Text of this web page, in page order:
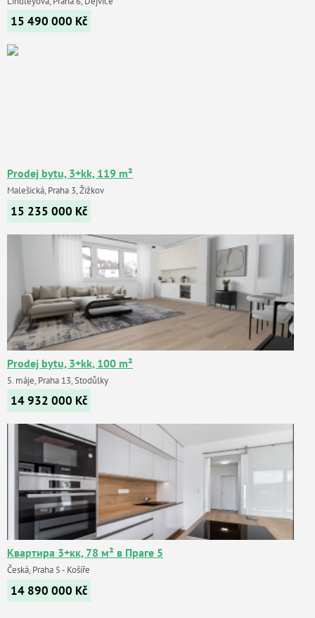
15 490 000 Kč
Prodej bytu, 3+kk, 119 m²
Malešická, Praha 3, Žižkov
15 235 000 Kč
Prodej bytu, 3+kk, 100 m²
5. máje, Praha 13, Stodůlky
14 932 000 Kč
Квартира 3+кк, 78 м² в Праге 5
Česká, Praha 5 - Košíře
14 890 000 Kč